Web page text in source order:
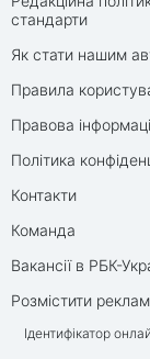
стандарти
Як стати нашим
Правила
Правова
Політика
Контакти
Команда
Вакансії в РБК-
Розмістити
Ідентифікатор